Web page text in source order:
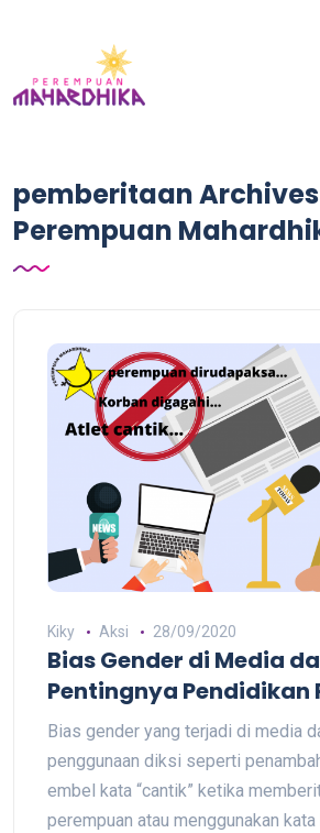
pemberitaan
Perempuan
Kiky Aksi 28/09/2020
Bias Gender di Media
Pentingnya Pendidikan
Bias gender yang terjadi di media
penggunaan diksi seperti
embel kata “cantik” ketika
perempuan atau menggunakan